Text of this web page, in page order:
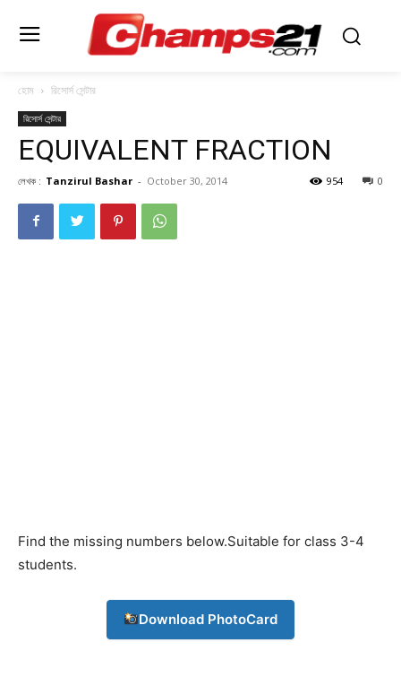
হোম রিসোর্স সেন্টার
রিসোর্স সেন্টার
EQUIVALENT FRACTION
লেখক : Tanzirul Bashar - October 30, 2014 0
954
Find the missing numbers below.Suitable for class 3-4
students.
Download PhotoCard